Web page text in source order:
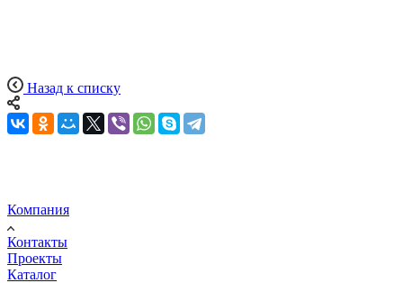
Назад к списку
Компания
Контакты
Проекты
Каталог